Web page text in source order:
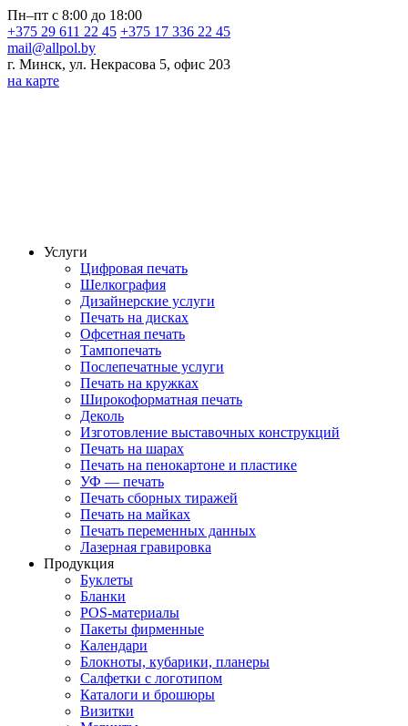
Пн–пт с 8:00 до 18:00
+375 29 611 22 45 +375 17 336 22 45
mail@allpol.by
г. Минск, ул. Некрасова 5, офис 203
на карте
Услуги
Цифровая печать
Шелкография
Дизайнерские услуги
Печать на дисках
Офсетная печать
Тампопечать
Послепечатные услуги
Печать на кружках
Широкоформатная печать
Деколь
Изготовление выставочных конструкций
Печать на шарах
Печать на пенокартоне и пластике
УФ — печать
Печать сборных тиражей
Печать на майках
Печать переменных данных
Лазерная гравировка
Продукция
Буклеты
Бланки
POS-материалы
Пакеты фирменные
Календари
Блокноты, кубарики, планеры
Салфетки с логотипом
Каталоги и брошюры
Визитки